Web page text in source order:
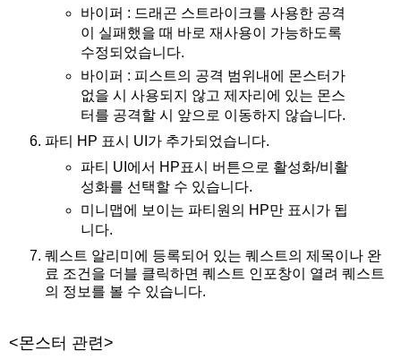
바이퍼 : 드래곤 스트라이크를 사용한 공격
이 실패했을 때 바로 재사용이 가능하도록
수정되었습니다.
바이퍼 : 피스트의 공격 범위내에 몬스터가
없을 시 사용되지 않고 제자리에 있는 몬스
터를 공격할 시 앞으로 이동하지 않습니다.
파티 HP 표시 UI가 추가되었습니다.
파티 UI에서 HP표시 버튼으로 활성화/비활
성화를 선택할 수 있습니다.
미니맵에 보이는 파티원의 HP만 표시가 됩
니다.
퀘스트 알리미에 등록되어 있는 퀘스트의 제목이나 완
료 조건을 더블 클릭하면 퀘스트 인포창이 열려 퀘스트
의 정보를 볼 수 있습니다.
<몬스터 관련>